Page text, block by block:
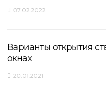
07.02.2022
Варианты открытия
окнах
20.01.2021